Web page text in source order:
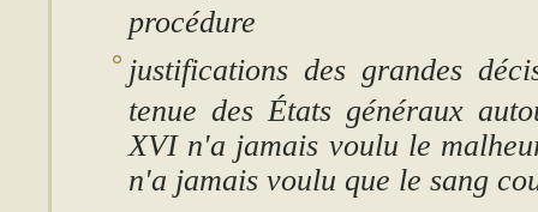
procédure
justifications des grandes
tenue des États généraux
XVI n'a jamais voulu le
n'a jamais voulu que le sang